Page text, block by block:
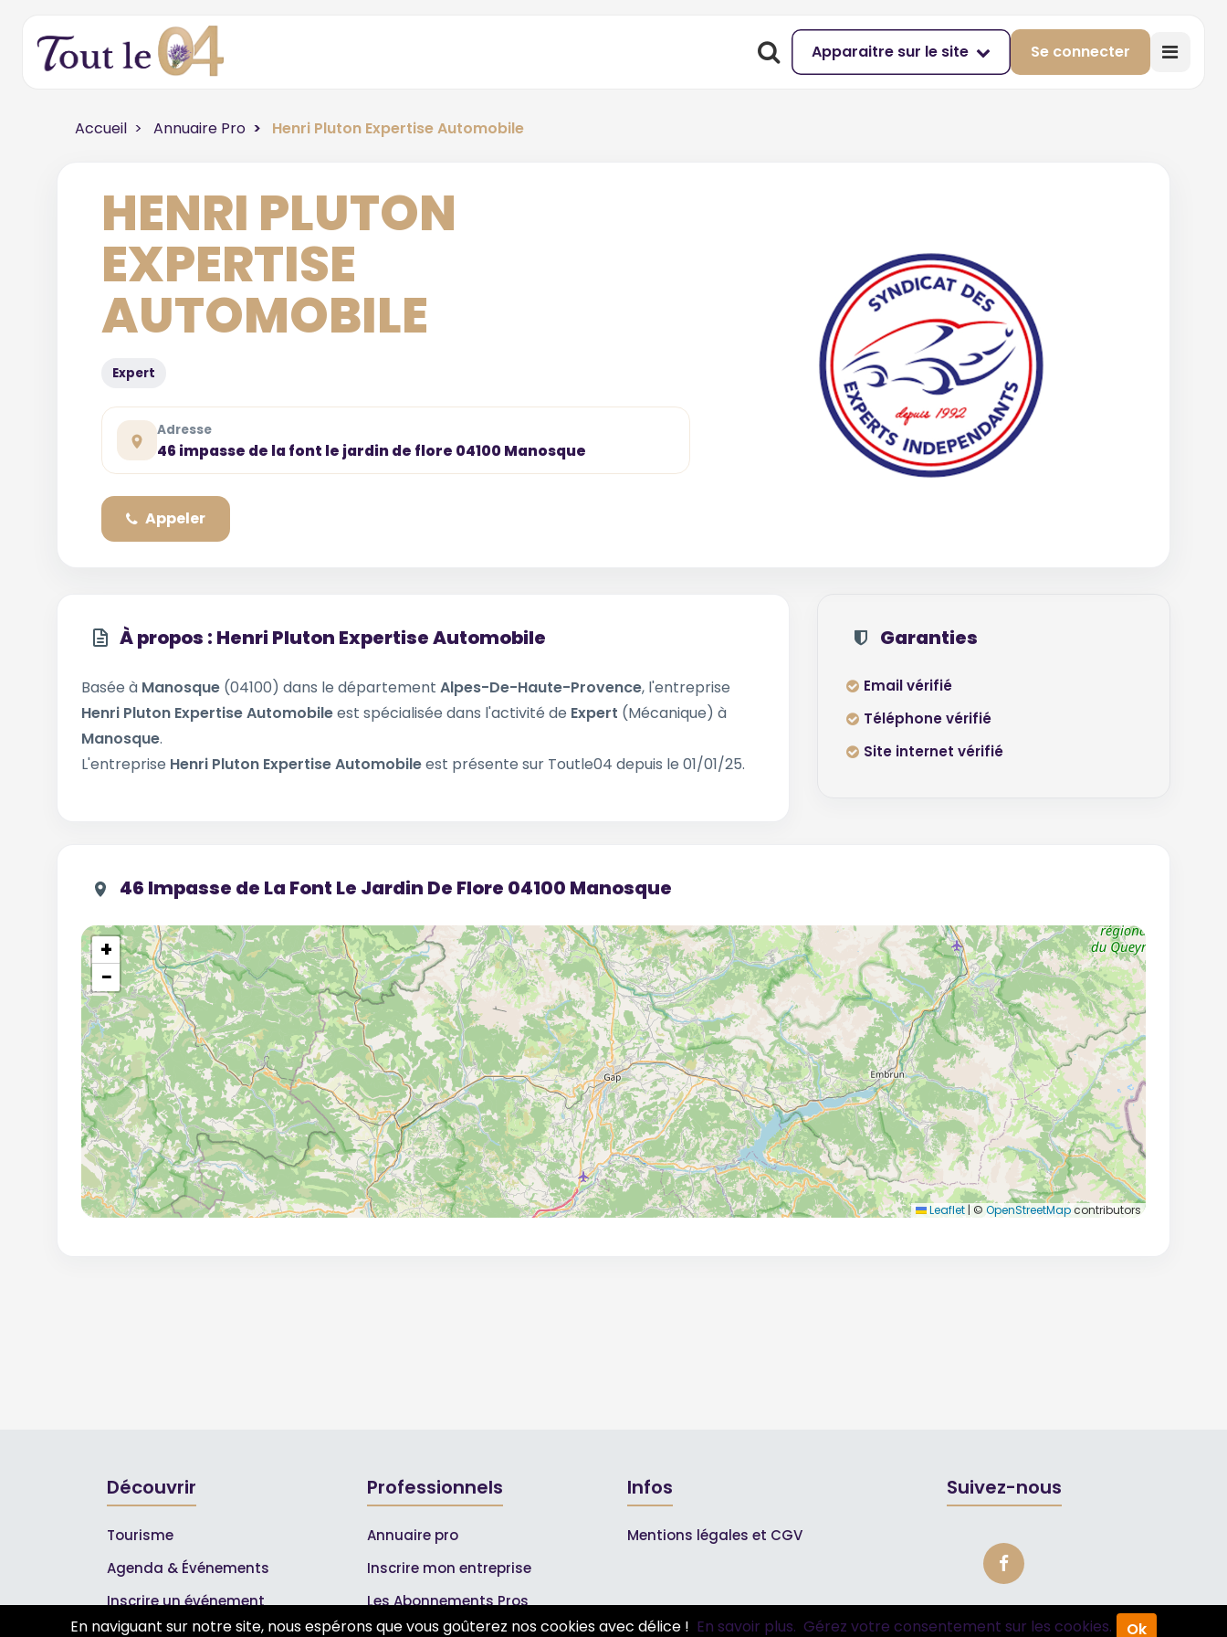
Apparaitre sur le site Se connecter
Accueil Annuaire Pro Henri Pluton Expertise Automobile
HENRI PLUTON
EXPERTISE
AUTOMOBILE
Expert
Adresse
46 impasse de la font le jardin de flore 04100 Manosque
Appeler
À propos : Henri Pluton Expertise Automobile
Basée à Manosque (04100) dans le département Alpes-De-Haute-Provence, l'entreprise
Henri Pluton Expertise Automobileest spécialisée dans l'activité de Expert (Mécanique) à
Manosque.
L'entreprise Henri Pluton Expertise Automobileest présente sur Toutle04 depuis le 01/01/25.
Garanties
Email vérifié
Téléphone vérifié
Site internet vérifié
46 Impasse de La Font Le Jardin De Flore 04100 Manosque
+
−
Leaflet | © OpenStreetMapcontributors
Découvrir
Tourisme
Agenda & Événements
Inscrire un événement
Professionnels
Annuaire pro
Inscrire mon entreprise
Les Abonnements Pros
Infos
Mentions légales et CGV
Suivez-nous
En naviguant sur notre site, nous espérons que vous goûterez nos cookies avec délice ! En savoir plus. Gérez votre consentement sur les cookies. Ok